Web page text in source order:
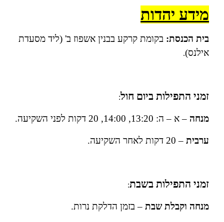
מידע יהדות
בית הכנסת:בקומת קרקע בבנין אשפוז ב' (ליד מסעדת
אילנס).
זמני התפילות ביום חול:
מנחה– א – ה: 13:20, 14:00, 20 דקות לפני השקיעה.
ערבית– 20 דקות לאחר השקיעה.
זמני התפילות בשבת:
מנחה וקבלת שבת– בזמן הדלקת נרות.